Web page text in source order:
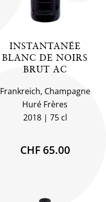
INSTANTANÉE
BLANC DE NOIRS
BRUT AC
Frankreich, Champagne
Huré Frères
2018
75 cl
CHF 65.00